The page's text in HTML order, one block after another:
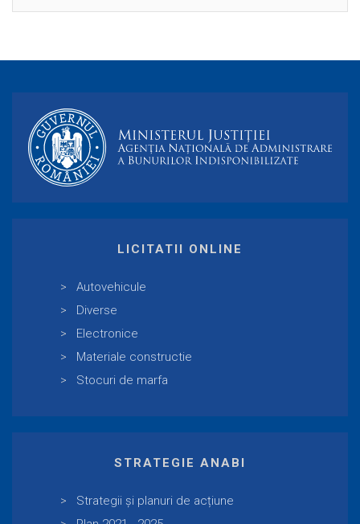
LICITATII ONLINE
Autovehicule
Diverse
Electronice
Materiale constructie
Stocuri de marfa
STRATEGIE ANABI
Strategii și planuri de acțiune